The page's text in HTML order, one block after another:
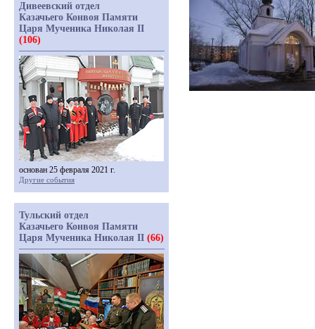
Дивеевский отдел
Казачьего Конвоя Памяти
Царя Мученика Николая II
(106)
основан 25 февраля 2021 г.
Другие события
Тульский отдел
Казачьего Конвоя Памяти
Царя Мученика Николая II (66)